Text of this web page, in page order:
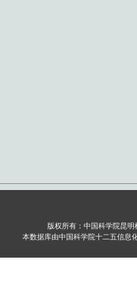
版权所有：中国科学院昆
本数据库由中国科学院十二五信息